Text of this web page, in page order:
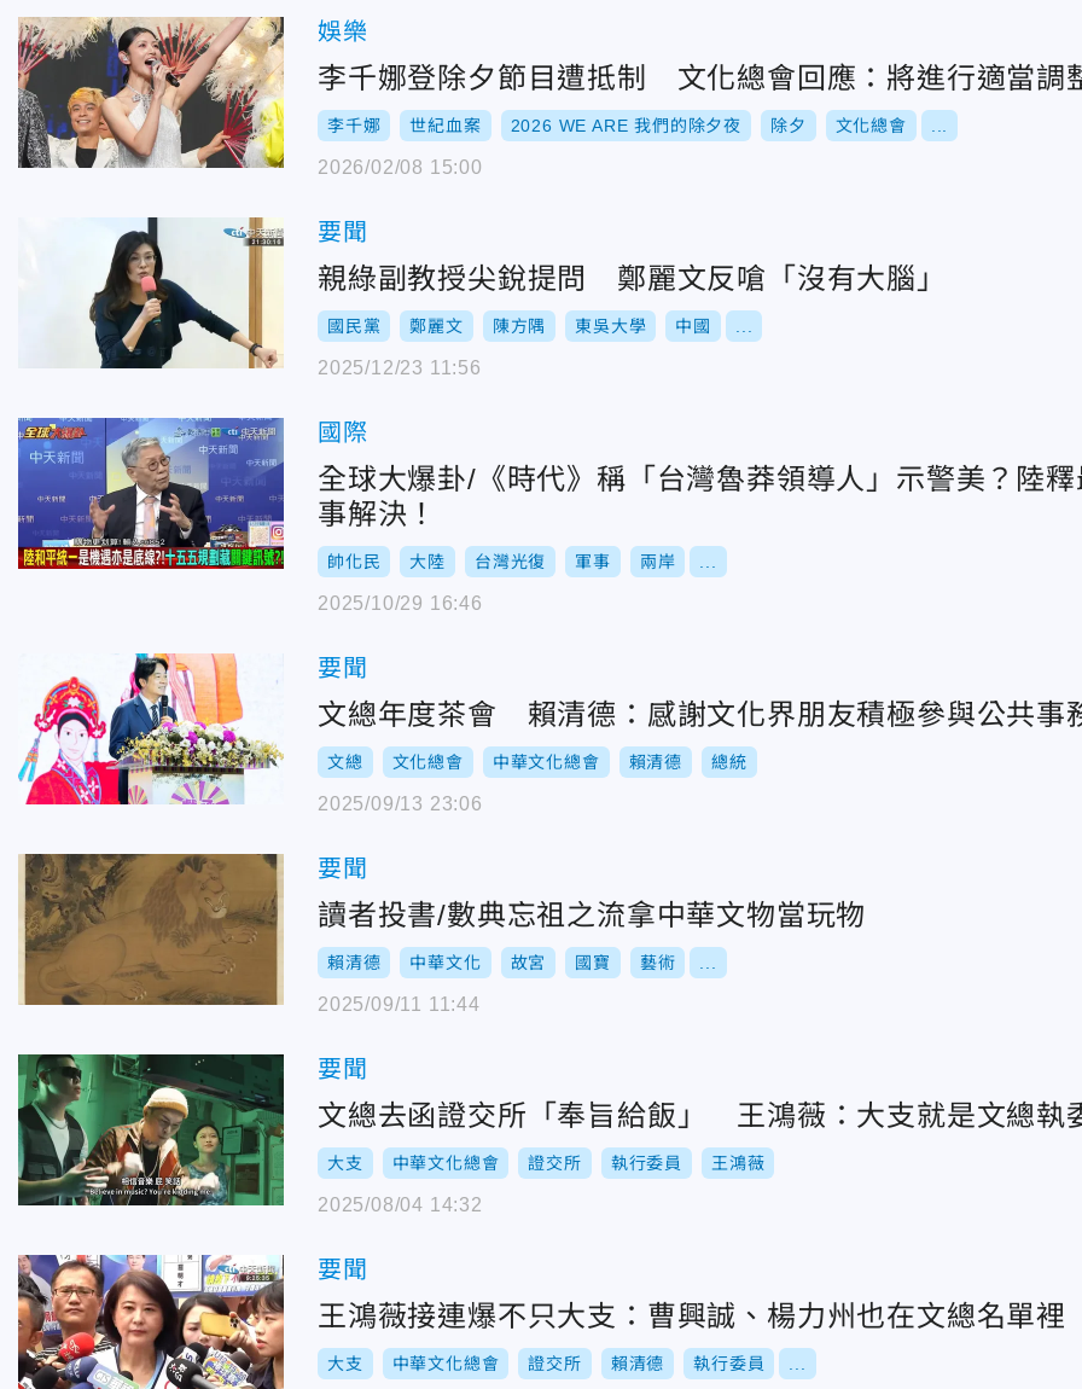
娛樂
李千娜登除夕節目遭抵制 文化總會回應：將進行適當調
李千娜 世紀血案 2026 WE ARE 我們的除夕夜 除夕 文化總會
2026/02/08 15:00
要聞
親綠副教授尖銳提問 鄭麗文反嗆「沒有大腦」
國民黨 鄭麗文 陳方隅 東吳大學 中國
2025/12/23 11:56
國際
全球大爆卦/《時代》稱「台灣魯莽領導人」示警美？陸
事解決！
帥化民 大陸 台灣光復 軍事 兩岸
2025/10/29 16:46
要聞
文總年度茶會 賴清德：感謝文化界朋友積極參與公共事
文總 文化總會 中華文化總會 賴清德 總統
2025/09/13 23:06
要聞
讀者投書/數典忘祖之流拿中華文物當玩物
賴清德 中華文化 故宮 國寶 藝術
2025/09/11 11:44
要聞
文總去函證交所「奉旨給飯」 王鴻薇：大支就是文總執
大支 中華文化總會 證交所 執行委員 王鴻薇
2025/08/04 14:32
要聞
王鴻薇接連爆不只大支：曹興誠、楊力州也在文總名單裡
大支 中華文化總會 證交所 賴清德 執行委員